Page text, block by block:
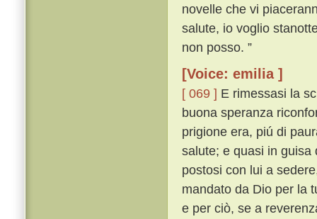
novelle che vi
salute, io voglio
non posso. ”
[Voice: emilia ]
[ 069 ] E rimessasi la
buona speranza
prigione era, piú di
salute; e quasi in guisa
postosi con lui a
mandato da Dio per la
e per ciò, se a